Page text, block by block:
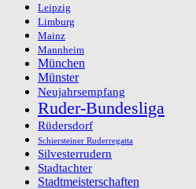
Leipzig
Limburg
Mainz
Mannheim
München
Münster
Neujahrsempfang
Ruder-Bundesliga
Rüdersdorf
Schiersteiner Ruderregatta
Silvesterrudern
Stadtachter
Stadtmeisterschaften